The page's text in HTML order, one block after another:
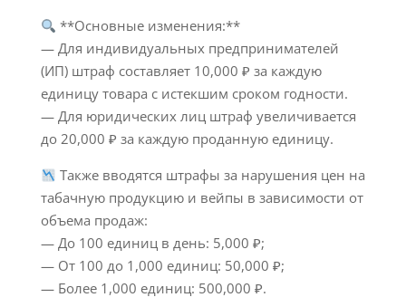
**Основные изменения:**
— Для индивидуальных предпринимателей
(ИП) штраф составляет 10,000 ₽ за каждую
единицу товара с истекшим сроком годности.
— Для юридических лиц штраф увеличивается
до 20,000 ₽ за каждую проданную единицу.
Также вводятся штрафы за нарушения цен на
табачную продукцию и вейпы в зависимости от
объема продаж:
— До 100 единиц в день: 5,000 ₽;
— От 100 до 1,000 единиц: 50,000 ₽;
— Более 1,000 единиц: 500,000 ₽.